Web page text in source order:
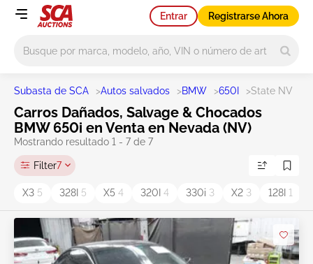
Entrar Registrarse Ahora
Subasta de SCA >Autos salvados >BMW >650I >State NV
Carros Dañados, Salvage & Chocados
BMW 650i en Venta en Nevada (NV)
Mostrando resultado 1 - 7 de 7
Filter7
X3 5 328I 5 X5 4 320I 4 330i 3 X2 3 128I 1